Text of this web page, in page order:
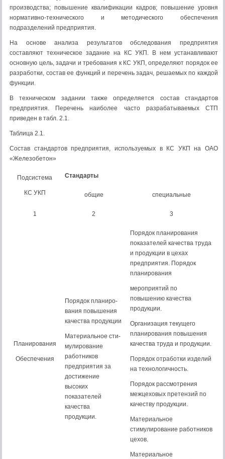
производства; повышение квалификации кадров; повышение уровня
нормативно-технического и методического обеспечения
подразделений предприятия.
На основе анализа результатов обследования предприятия
составляют техническое задание на КС УКП. В нем устанавливают
основную цель, задачи и требования к КС УКП, определяют порядок ее
разработки, состав ее функций и перечень задач, решаемых по каждой
функции.
В техническом задании также определяется состав стандартов
предприятия. Перечень наиболее часто разрабатываемых СТП
приведен в табл. 2.1.
Таблица 2.1.
Состав стандартов предприятия, используемых в КС УКП на ОАО
«Железобетон»
Подсистема
КС УКП
Стандарты
общие специальные
1 2 3
Планирования
Обеспечения
Порядок планиро-
вания повышения
качества продукции
Материальное сти-
мулирование
работников
предприятия за
достижение
высоких
показателей
качества
продукции.
Порядок планирования
показателей качества труда
и продукции в цехах
предприятия. Порядок
планирования
мероприятий по
повышению качества
продукции.
Организация текущего
планирования повышения
качества труда и продукции.
Порядок отработки изделий
на технологичность.
Порядок рассмотрения
межцеховых претензий по
качеству продукции.
Материальное
стимулирование работников
цехов.
Материальное